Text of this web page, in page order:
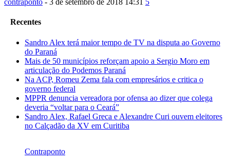
contraponto - 3 de setembro de 2018 14:31 5
Recentes
Sandro Alex terá maior tempo de TV na disputa ao Governo
do Paraná
Mais de 50 municípios reforçam apoio a Sergio Moro em
articulação do Podemos Paraná
Na ACP, Romeu Zema fala com empresários e critica o
governo federal
MPPR denuncia vereadora por ofensa ao dizer que colega
deveria “voltar para o Ceará”
Sandro Alex, Rafael Greca e Alexandre Curi ouvem eleitores
no Calçadão da XV em Curitiba
Contraponto